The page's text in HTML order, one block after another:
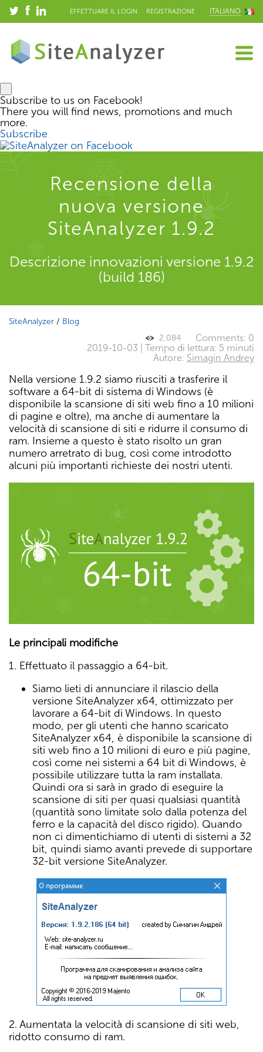
EFFETTUARE IL LOGIN REGISTRAZIONE ITALIANO
Subscribe to us on Facebook!
There you will find news, promotions and much
more.
Subscribe
Recensione della
nuova versione
SiteAnalyzer 1.9.2
Descrizione innovazioni versione 1.9.2
(build 186)
SiteAnalyzer / Blog
Comments: 0
2,084
2019-10-03 | Tempo di lettura: 5 minuti
Autore: Simagin Andrey
Nella versione 1.9.2 siamo riusciti a trasferire il
software a 64-bit di sistema di Windows (è
disponibile la scansione di siti web fino a 10 milioni
di pagine e oltre), ma anche di aumentare la
velocità di scansione di siti e ridurre il consumo di
ram. Insieme a questo è stato risolto un gran
numero arretrato di bug, così come introdotto
alcuni più importanti richieste dei nostri utenti.
Le principali modifiche
1. Effettuato il passaggio a 64-bit.
Siamo lieti di annunciare il rilascio della
versione SiteAnalyzer x64, ottimizzato per
lavorare a 64-bit di Windows. In questo
modo, per gli utenti che hanno scaricato
SiteAnalyzer x64, è disponibile la scansione di
siti web fino a 10 milioni di euro e più pagine,
così come nei sistemi a 64 bit di Windows, è
possibile utilizzare tutta la ram installata.
Quindi ora si sarà in grado di eseguire la
scansione di siti per quasi qualsiasi quantità
(quantità sono limitate solo dalla potenza del
ferro e la capacità del disco rigido). Quando
non ci dimentichiamo di utenti di sistemi a 32
bit, quindi siamo avanti prevede di supportare
32-bit versione SiteAnalyzer.
2. Aumentata la velocità di scansione di siti web,
ridotto consumo di ram.